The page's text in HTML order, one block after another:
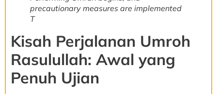
precautionary measures are implemented
T
Kisah Perjalanan Umroh
Rasulullah: Awal yang
Penuh Ujian